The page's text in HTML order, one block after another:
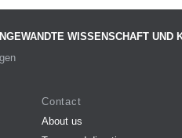
WISSENSCHAFT UND
Contact
About us